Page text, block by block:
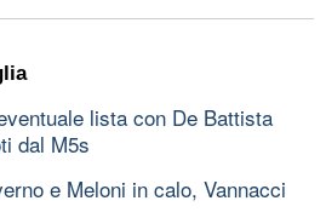
lista con De Battista
dal M5s
e Meloni in calo, Vannacci